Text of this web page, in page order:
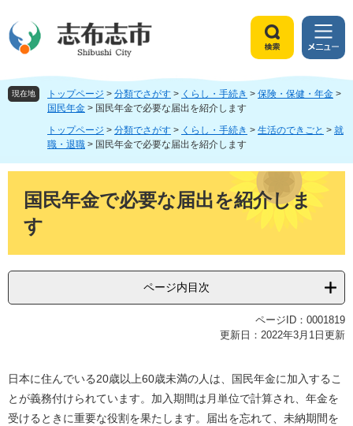
ジ
頭
ュ
飛
文
索
メ
ニ
ュ
ー
現在地 トップページ > 分類でさがす > くらし・手続き > 保険・保健・年金 >
国民年金 > 国民年金で必要な届出を紹介します
トップページ > 分類でさがす > くらし・手続き > 生活のできごと > 就
職・退職 > 国民年金で必要な届出を紹介します
国民年金で必要な届出を紹介しま
す
ページ内目次
ページID：0001819
更新日：2022年3月1日更新
日本に住んでいる20歳以上60歳未満の人は、国民年金に加入するこ
とが義務付けられています。加入期間は月単位で計算され、年金を
受けるときに重要な役割を果たします。届出を忘れて、未納期間を